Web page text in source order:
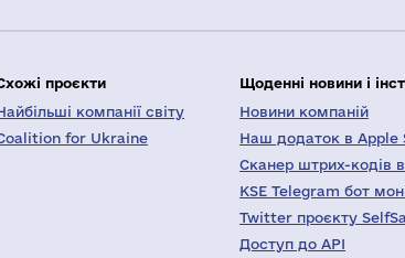
проєкти
компанії світу
for Ukraine
Щоденні новини і
Новини компаній
Наш додаток в Apple
Сканер штрих-кодів
KSE Telegram бот
Twitter проєкту
Доступ до API